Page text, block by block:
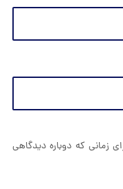
زمانی که دوباره دیدگاهی